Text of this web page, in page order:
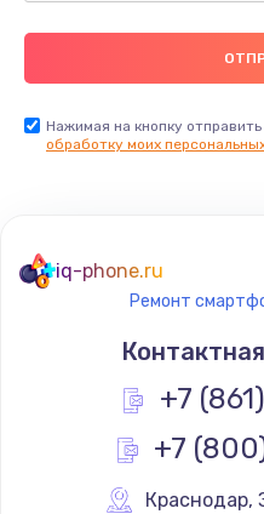
Восстановление
Замена
Нажимая на кнопку
обработку моих
iq-phone.ru
Ремонт
+7
+7
Краснодар,